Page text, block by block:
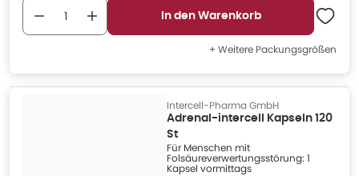
In den Warenkorb
+ Weitere Packungsgrößen
Intercell-Pharma GmbH
Adrenal-intercell Kapseln 120
St
Für Menschen mit
Folsäureverwertungsstörung: 1
Kapsel vormittags